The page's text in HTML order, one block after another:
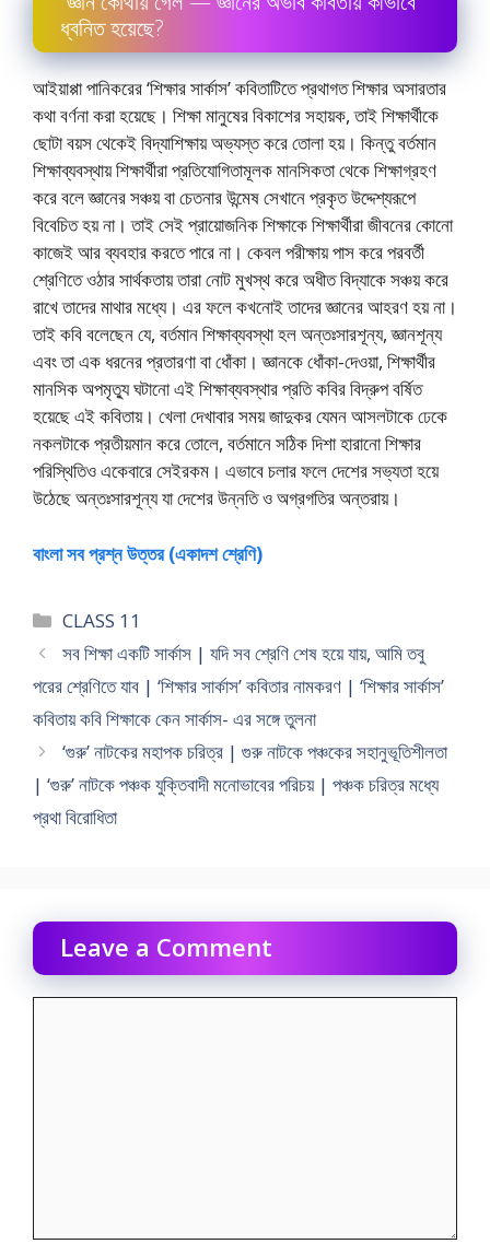
ধ্বনিত হয়েছে?
আইয়াপ্পা পানিকরের ‘শিক্ষার সার্কাস’ কবিতাটিতে প্রথাগত শিক্ষার অসারতার
কথা বর্ণনা করা হয়েছে। শিক্ষা মানুষের বিকাশের সহায়ক, তাই শিক্ষার্থীকে
ছােটা বয়স থেকেই বিদ্যাশিক্ষায় অভ্যস্ত করে তােলা হয়। কিন্তু বর্তমান
শিক্ষাব্যবস্থায় শিক্ষার্থীরা প্রতিযােগিতামূলক মানসিকতা থেকে শিক্ষাগ্রহণ
করে বলে জ্ঞানের সঞ্চয় বা চেতনার উন্মেষ সেখানে প্রকৃত উদ্দেশ্যরূপে
বিবেচিত হয় না। তাই সেই প্রায়ােজনিক শিক্ষাকে শিক্ষার্থীরা জীবনের কোনাে
কাজেই আর ব্যবহার করতে পারে না। কেবল পরীক্ষায় পাস করে পরবর্তী
শ্রেণিতে ওঠার সার্থকতায় তারা নােট মুখস্থ করে অধীত বিদ্যাকে সঞ্চয় করে
রাখে তাদের মাথার মধ্যে। এর ফলে কখনােই তাদের জ্ঞানের আহরণ হয় না।
তাই কবি বলেছেন যে, বর্তমান শিক্ষাব্যবস্থা হল অন্তঃসারশূন্য, জ্ঞানশূন্য
এবং তা এক ধরনের প্রতারণা বা ধোঁকা। জ্ঞানকে ধোঁকা-দেওয়া, শিক্ষার্থীর
মানসিক অপমৃত্যু ঘটানাে এই শিক্ষাব্যবস্থার প্রতি কবির বিদ্রুপ বর্ষিত
হয়েছে এই কবিতায়। খেলা দেখাবার সময় জাদুকর যেমন আসলটাকে ঢেকে
নকলটাকে প্রতীয়মান করে তােলে, বর্তমানে সঠিক দিশা হারানাে শিক্ষার
পরিস্থিতিও একেবারে সেইরকম। এভাবে চলার ফলে দেশের সভ্যতা হয়ে
উঠেছে অন্তঃসারশূন্য যা দেশের উন্নতি ও অগ্রগতির অন্তরায়।
বাংলা সব প্রশ্ন উত্তর (একাদশ শ্রেণি)
Categories
CLASS 11
সব শিক্ষা একটি সার্কাস | যদি সব শ্রেণি শেষ হয়ে যায়, আমি তবু
পরের শ্রেণিতে যাব | ‘শিক্ষার সার্কাস’ কবিতার নামকরণ | ‘শিক্ষার সার্কাস’
কবিতায় কবি শিক্ষাকে কেন সার্কাস- এর সঙ্গে তুলনা
‘গুরু’ নাটকের মহাপক চরিত্র | গুরু নাটকে পঞ্চকের সহানুভূতিশীলতা
| ‘গুরু’ নাটকে পঞ্চক যুক্তিবাদী মনােভাবের পরিচয় | পঞ্চক চরিত্র মধ্যে
প্রথা বিরােধিতা
Leave a Comment